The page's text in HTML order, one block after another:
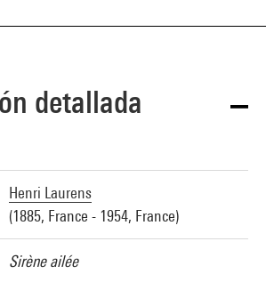
detallada
Henri Laurens
(1885, France - 1954, France)
Sirène ailée